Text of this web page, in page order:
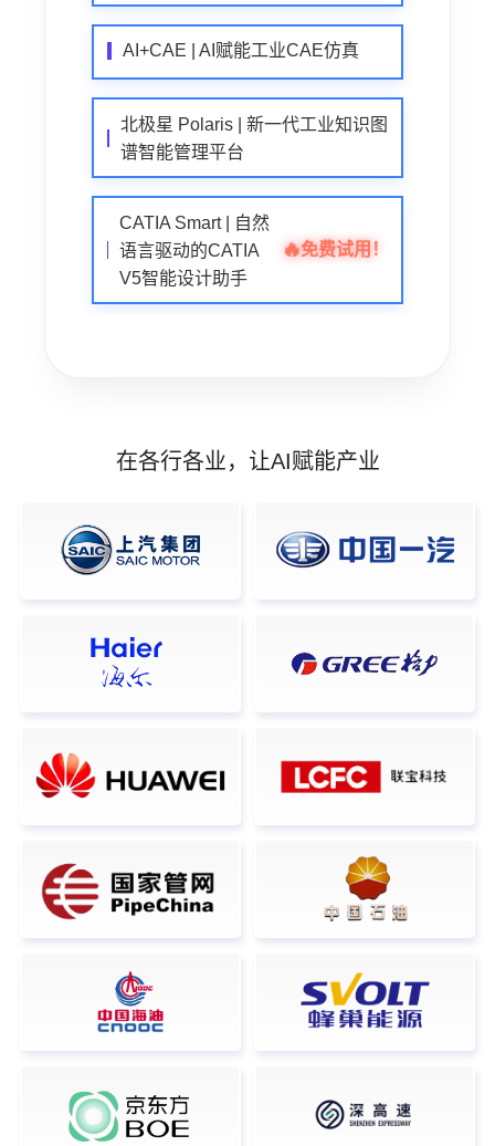
AI+CAE | AI赋能工业CAE仿真
北极星 Polaris | 新一代工业知识图
谱智能管理平台
CATIA Smart | 自然
语言驱动的CATIA
V5智能设计助手
🔥免费试用！
在各行各业，让AI赋能产业